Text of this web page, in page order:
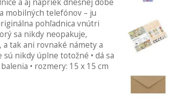
a aj napriek dnešnej dobe
mobilných telefónov – ju
pohľadnica vnútri
sa nikdy neopakuje,
tak ani rovnaké námety a
nikdy úplne totožné • dá sa
• rozmery: 15 x 15 cm